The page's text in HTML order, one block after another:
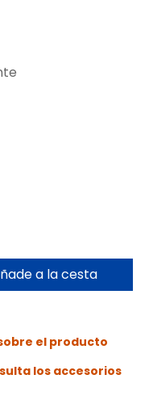
a la cesta
el producto
los accesorios